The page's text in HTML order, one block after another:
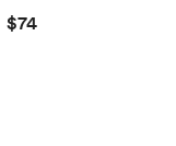
واحد موارد لا محدودة
$74